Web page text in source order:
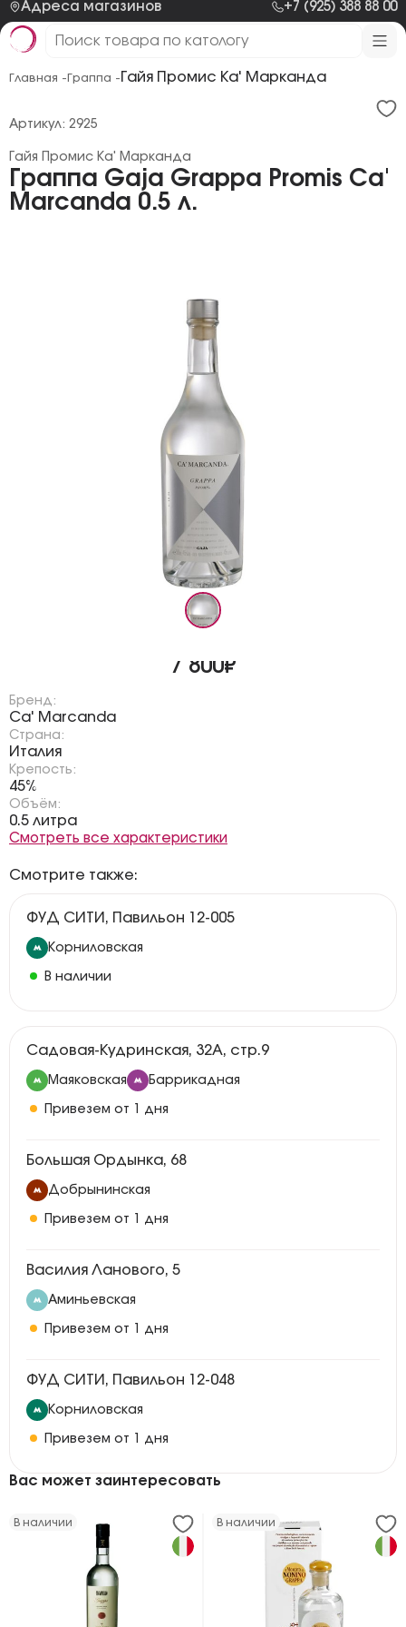
Адреса магазинов +7 (925) 388 88 00
Главная - Граппа - Гайя Промис Ка' Марканда
Граппа Gaja Grappa Promis Ca'
Marcanda 0.5 л.
Гайя Промис Ка' Марканда
Артикул: 2925
7 800₽
Бренд:
Ca' Marcanda
Страна:
Италия
Крепость:
45%
Объём:
0.5 литра
Смотреть все характеристики
Смотрите также:
ФУД СИТИ, Павильон 12-005
Корниловская
В наличии
Садовая-Кудринская, 32А, стр.9
Маяковская Баррикадная
Привезем от 1 дня
Большая Ордынка, 68
Добрынинская
Привезем от 1 дня
Василия Ланового, 5
Аминьевская
Привезем от 1 дня
ФУД СИТИ, Павильон 12-048
Корниловская
Привезем от 1 дня
Вас может заинтересовать
В наличии В наличии